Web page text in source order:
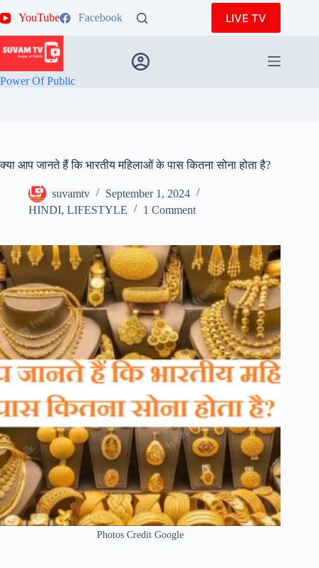
to
YouTube Facebook LIVE TV
Power Of Public
क्या आप जानते हैं कि भारतीय महिलाओं के पास कितना सोना होता है?
suvamtv
September 1, 2024
HINDI, LIFESTYLE 1 Comment
Photos Credit Google